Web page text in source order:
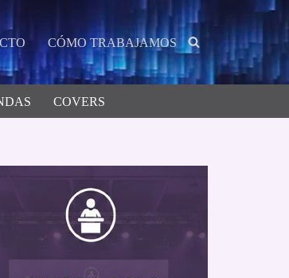
CÓMO TRABAJAMOS
COVERS